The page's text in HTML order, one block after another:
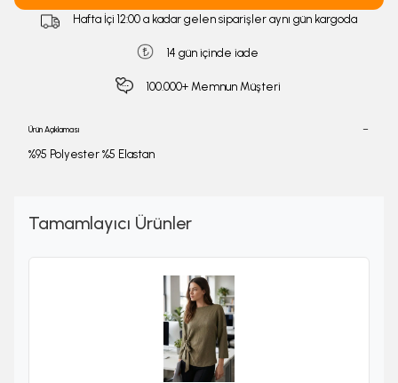
Hafta İçi 12:00 a kadar gelen siparişler aynı gün kargoda
14 gün içinde iade
100.000+ Memnun Müşteri
Ürün Açıklaması
%95 Polyester %5 Elastan
Tamamlayıcı Ürünler